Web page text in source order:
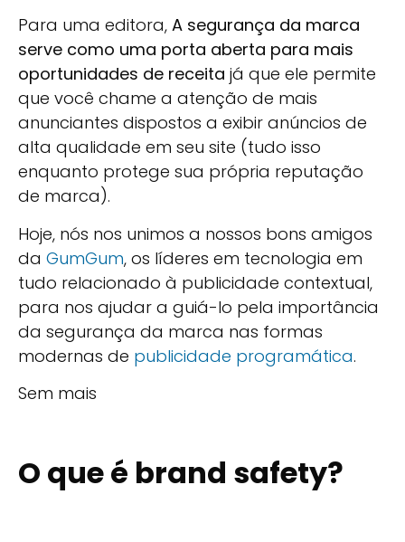
Para uma editora, A segurança da marca
serve como uma porta aberta para mais
oportunidades de receita já que ele permite
que você chame a atenção de mais
anunciantes dispostos a exibir anúncios de
alta qualidade em seu site (tudo isso
enquanto protege sua própria reputação
de marca).
Hoje, nós nos unimos a nossos bons amigos
da GumGum, os líderes em tecnologia em
tudo relacionado à publicidade contextual,
para nos ajudar a guiá-lo pela importância
da segurança da marca nas formas
modernas de publicidade programática.
Sem mais
O que é brand safety?